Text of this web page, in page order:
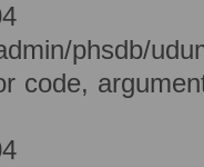
phsdb/
code,